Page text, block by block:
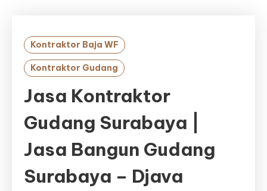
Kontraktor Baja WF
Kontraktor Gudang
Jasa Kontraktor
Gudang Surabaya |
Jasa Bangun Gudang
Surabaya – Djava